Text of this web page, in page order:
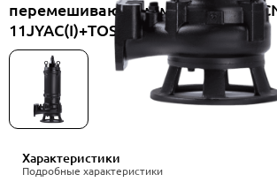
перемешивающим механизмом
11JYAC(I)+TOS-65
Характеристики
Подробные характеристики